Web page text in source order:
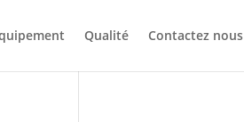
Qualité Contactez nous